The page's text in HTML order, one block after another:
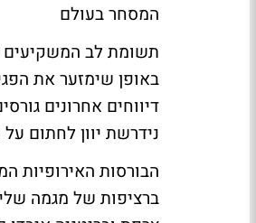
המסחר בעולם
תשומת לב המשקיעים
באופן שימזער את
דיווחים אחרונים
נידרשת יוון לחתום על מנת
הבורסות האירופיות